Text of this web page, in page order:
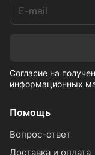
Согласие на
информационных
Помощь
Вопрос-ответ
Доставка и оплата